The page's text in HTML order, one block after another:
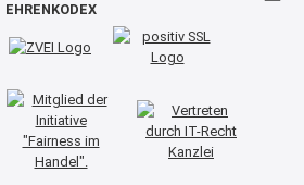
EHRENKODEX